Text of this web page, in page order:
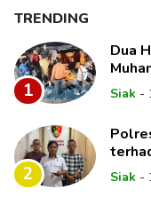
TRENDING
1
Dua
Siak -
2 Siak -